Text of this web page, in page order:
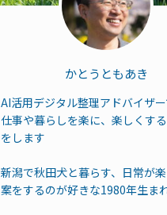
かとうともあき
AI活用デジタル整理アドバイザ
仕事や暮らしを楽に、楽しくす
をします
新潟で秋田犬と暮らす、日常が
案をするのが好きな1980年生ま